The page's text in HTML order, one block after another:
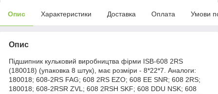
Опис Характеристики Доставка Оплата Умови
Опис
Підшипник кульковий виробництва фірми ISB-608 2RS
(180018) (упаковка 8 штук), має розміри - 8*22*7. Аналоги:
180018; 608-2RS FAG; 608 2RS EZO; 608 EE SNR; 608 2RS;
180018; 608-2RSR ZVL; 608 2RSH SKF; 608 DDU NSK; 608